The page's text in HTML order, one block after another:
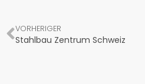
VORHERIGER
Stahlbau Zentrum Schweiz